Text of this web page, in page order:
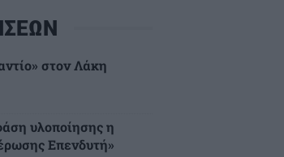
στον Λάκη
υλοποίησης η
Επενδυτή»